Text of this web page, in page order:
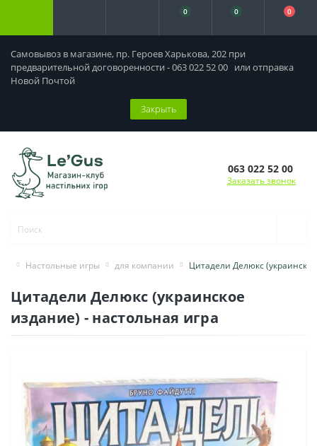
Самовывоз в магазине, пр. Героев Харькова, 202 при
предварительной договоренности - 063 022 52 00 или отправка
Новой Почтой
Закрыть
0 0 0
063 022 52 00
Заказать звонок
Настольные игры для компании Цитадели Делюкс
Цитадели Делюкс (украинское
издание) - настольная игра